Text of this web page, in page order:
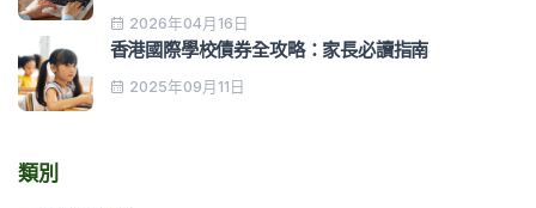
2026年04月16日
香港國際學校債券全攻略：家長必讀指南
2025年09月11日
類別